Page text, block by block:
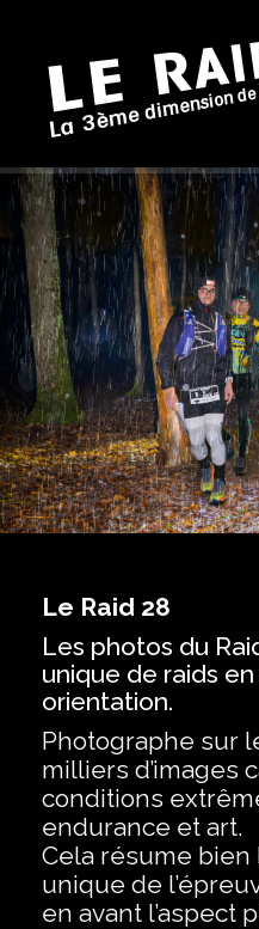
Le Raid 28
Les photos du
unique de raids
orientation.
Photographe sur
milliers d’images
conditions
endurance et art.
Cela résume bien
unique de
en avant l’aspect